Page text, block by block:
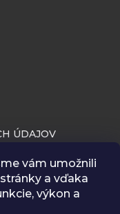
vám umožnili
a vďaka
výkon a
ÚDAJOV